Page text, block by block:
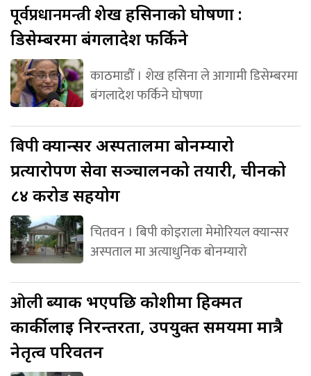
पूर्वप्रधानमन्त्रीशेख हसिनाको घोषणा :
डिसेम्बरमा बंगलादेश फर्किने
काठमाडौँ । शेख हसिना ले आगामी डिसेम्बरमा
बंगलादेश फर्किने घोषणा
बिपीक्यान्सर अस्पतालमा बोनम्यारो
प्रत्यारोपण सेवा सञ्चालनको तयारी, चीनको
८४ करोड सहयोग
चितवन । बिपी कोइराला मेमोरियल क्यान्सर
अस्पताल मा अत्याधुनिक बोनम्यारो
ओलीब्याक भएपछि कोशीमा हिक्मत
कार्कीलाई निरन्तरता, उपयुक्त समयमा मात्रै
नेतृत्व परिवर्तन